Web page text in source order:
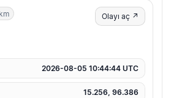
Olayı aç ↗
2026-08-05 10:44:44 UTC
15.256, 96.386